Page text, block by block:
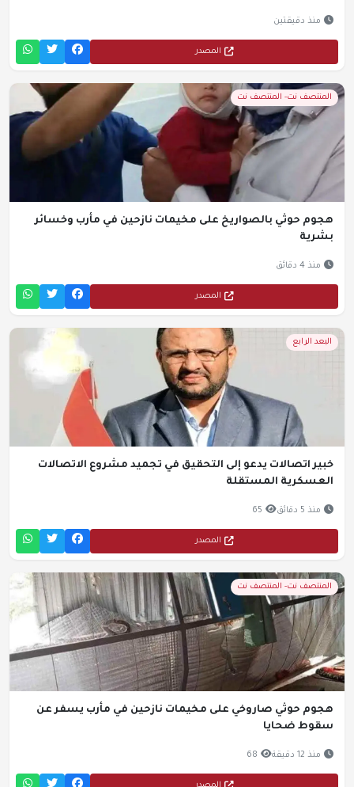
منذ دقيقتين
المصدر
المنتصف نت- المنتصف نت
هجوم حوثي بالصواريخ على مخيمات نازحين في مأرب وخسائر
بشرية
منذ 4 دقائق
المصدر
البعد الرابع
خبير اتصالات يدعو إلى التحقيق في تجميد مشروع الاتصالات
العسكرية المستقلة
منذ 5 دقائق 65
المصدر
المنتصف نت- المنتصف نت
هجوم حوثي صاروخي على مخيمات نازحين في مأرب يسفر عن
سقوط ضحايا
منذ 12 دقيقة 68